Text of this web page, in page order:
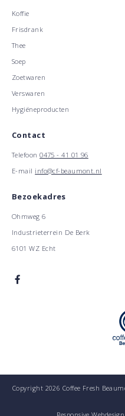
Koffie
Frisdrank
Thee
Soep
Zoetwaren
Verswaren
Hygiëneproducten
Contact
Telefoon0475 - 41 01 96
E-mail info@cf-beaumont.nl
Bezoekadres
Ohmweg 6
Industrieterrein De Berk
6101 WZ Echt
Copyright 2026 Coffee Fresh